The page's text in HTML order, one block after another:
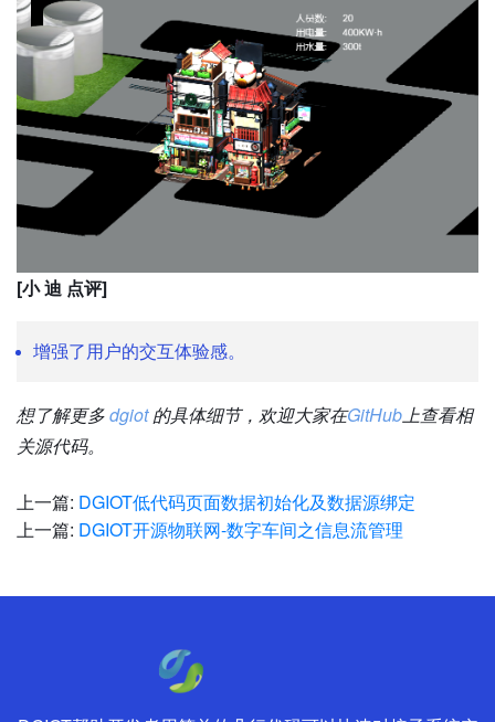
[小 迪 点评]
增强了用户的交互体验感。
想了解更多dgiot的具体细节，欢迎大家在GitHub上查看相
关源代码。
上一篇: DGIOT低代码页面数据初始化及数据源绑定
上一篇: DGIOT开源物联网-数字车间之信息流管理